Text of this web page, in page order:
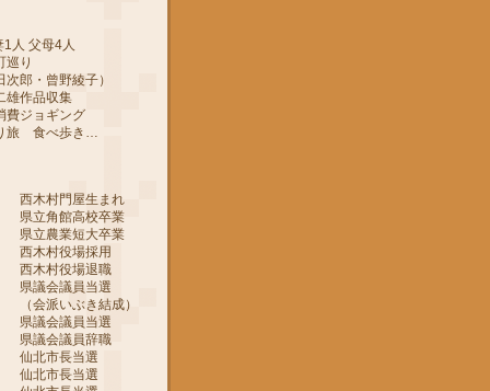
人 父母4人
り
・曾野綾子）
品収集
ョギング
食べ歩き…
木村門屋生まれ
立角館高校卒業
立農業短大卒業
木村役場採用
木村役場退職
議会議員当選
き結成）
議会議員当選
議会議員辞職
仙北市長当選
仙北市長当選